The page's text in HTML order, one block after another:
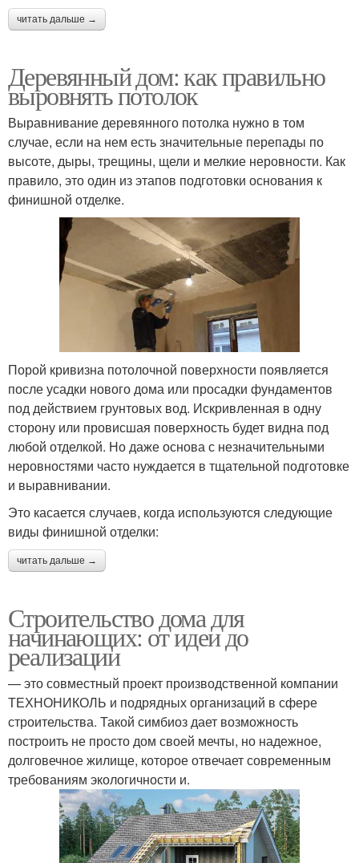
читать дальше →
Деревянный дом: как правильно
выровнять потолок
Выравнивание деревянного потолка нужно в том
случае, если на нем есть значительные перепады по
высоте, дыры, трещины, щели и мелкие неровности. Как
правило, это один из этапов подготовки основания к
финишной отделке.
Порой кривизна потолочной поверхности появляется
после усадки нового дома или просадки фундаментов
под действием грунтовых вод. Искривленная в одну
сторону или провисшая поверхность будет видна под
любой отделкой. Но даже основа с незначительными
неровностями часто нуждается в тщательной подготовке
и выравнивании.
Это касается случаев, когда используются следующие
виды финишной отделки:
читать дальше →
Строительство дома для
начинающих: от идеи до
реализации
— это совместный проект производственной компании
ТЕХНОНИКОЛЬ и подрядных организаций в сфере
строительства. Такой симбиоз дает возможность
построить не просто дом своей мечты, но надежное,
долговечное жилище, которое отвечает современным
требованиям экологичности и.